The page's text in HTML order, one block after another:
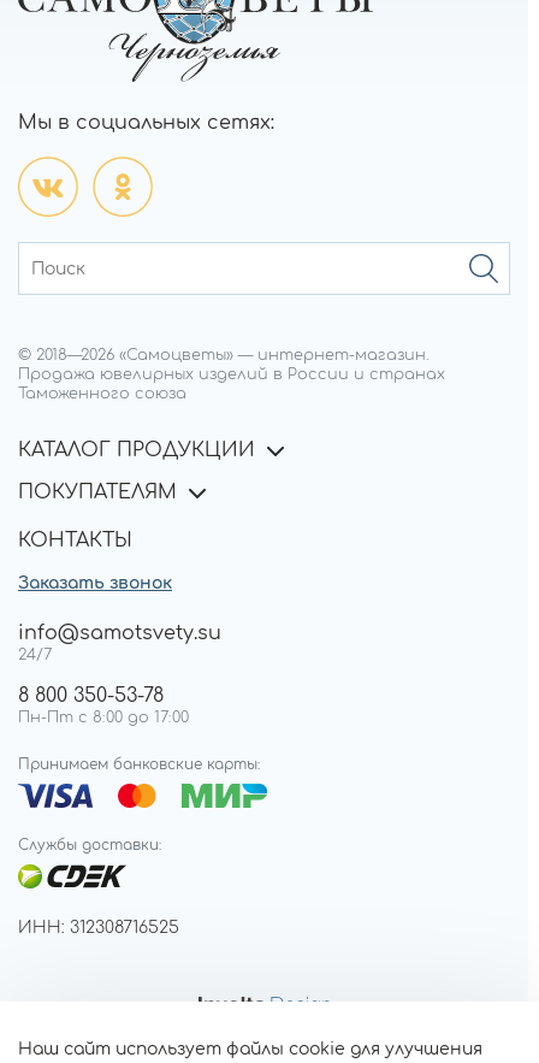
Мы в социальных сетях:
© 2018—2026 «Самоцветы» — интернет-магазин.
Продажа ювелирных изделий в России и странах
Таможенного союза
КАТАЛОГ ПРОДУКЦИИ
ПОКУПАТЕЛЯМ
КОНТАКТЫ
Заказать звонок
info@samotsvety.su
24/7
8 800 350-53-78
Пн-Пт с 8:00 до 17:00
Принимаем банковские карты:
Службы доставки:
ИНН: 312308716525
Наш сайт использует файлы cookie для улучшения